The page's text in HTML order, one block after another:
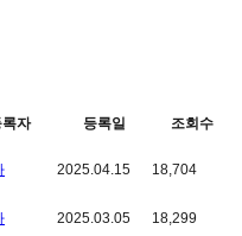
록자 등록일 조회수
2025.04.15 18,704
2025.03.05 18,299